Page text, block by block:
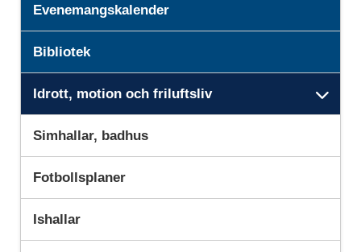
Evenemangskalender
Bibliotek
Idrott, motion och friluftsliv
Simhallar, badhus
Fotbollsplaner
Ishallar